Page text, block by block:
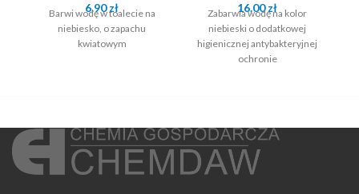
6.90zł
Barwi wodę w toalecie na
niebiesko, o zapachu
kwiatowym
16.00zł
Zabarwia wodę na kolor
niebieski o dodatkowej
higienicznej antybakteryjnej
ochronie